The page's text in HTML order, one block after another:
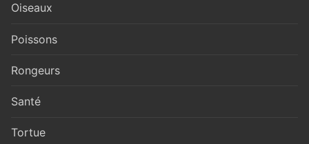
Oiseaux
Poissons
Rongeurs
Santé
Tortue